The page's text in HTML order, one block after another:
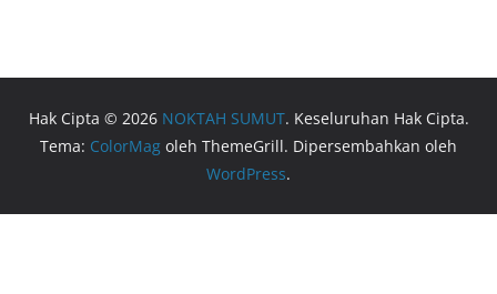
Hak Cipta © 2026 NOKTAH SUMUT. Keseluruhan Hak Cipta.
Tema: ColorMag oleh ThemeGrill. Dipersembahkan oleh
WordPress.